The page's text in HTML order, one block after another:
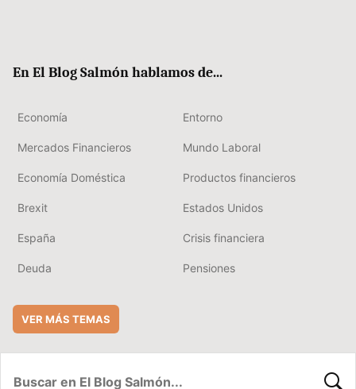
En El Blog Salmón hablamos de...
Economía Entorno
Mercados Financieros Mundo Laboral
Economía Doméstica Productos financieros
Brexit Estados Unidos
España Crisis financiera
Deuda Pensiones
VER MÁS TEMAS